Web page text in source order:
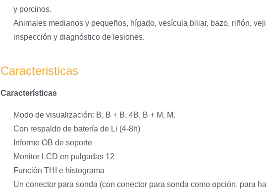
y porcinos.
Animales medianos y pequeños, hígado, vesícula biliar, bazo, riñón,
inspección y diagnóstico de lesiones.
Caracteristicas
Características
Modo de visualización: B, B + B, 4B, B + M, M.
Con respaldo de batería de Li (4-8h)
Informe OB de soporte
Monitor LCD en pulgadas 12
Función THI e histograma
Un conector para sonda (con conector para sonda como opción, para